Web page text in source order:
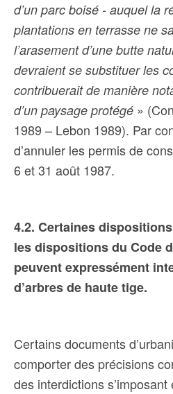
d’un parc boisé - auquel la
plantations en terrasse ne
l’arasement d’une butte
devraient se substituer les
contribuerait de manière
d’un paysage protégé »
1989 – Lebon 1989). Par
d’annuler les permis de
6 et 31 août 1987.
4.2. Certaines
les dispositions du Code
peuvent expressément
d’arbres de haute tige.
Certains documents
comporter des précisions
des interdictions